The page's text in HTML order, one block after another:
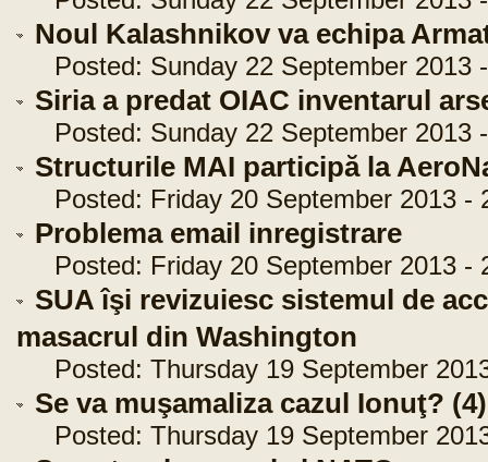
Noul Kalashnikov va echipa
Posted: Sunday 22 September 2013
Siria a predat OIAC inventarul
Posted: Sunday 22 September 2013
Structurile MAI participă la
Posted: Friday 20 September 2013 -
Problema email inregistrare
Posted: Friday 20 September 2013 -
SUA îşi revizuiesc sistemul de
masacrul din Washington
Posted: Thursday 19 September
Se va muşamaliza cazul Ionuţ? (4)
Posted: Thursday 19 September